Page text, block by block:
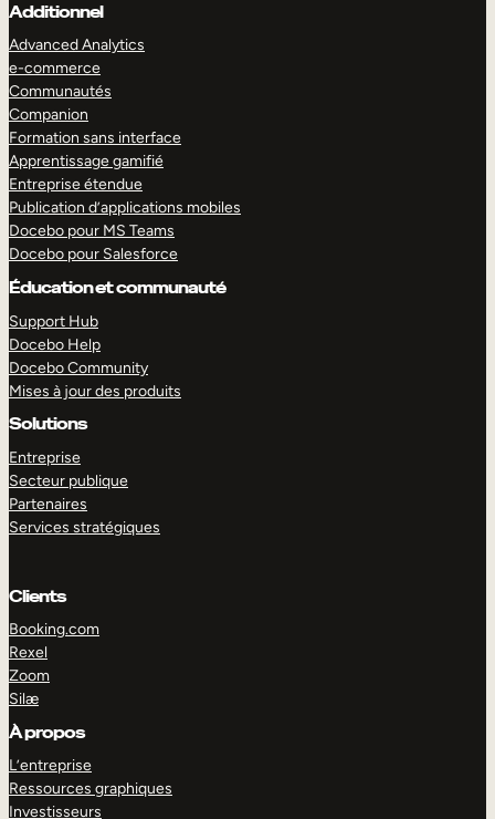
Additionnel
Advanced Analytics
e-commerce
Communautés
Companion
Formation sans interface
Apprentissage gamifié
Entreprise étendue
Publication d’applications mobiles
Docebo pour MS Teams
Docebo pour Salesforce
Éducation et communauté
Support Hub
Docebo Help
Docebo Community
Mises à jour des produits
Solutions
Entreprise
Secteur publique
Partenaires
Services stratégiques
Clients
Booking.com
Rexel
Zoom
Silæ
À propos
L’entreprise
Ressources graphiques
Investisseurs